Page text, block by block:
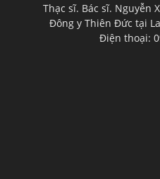
Thạc sĩ. Bác sĩ. Nguyễn
Đông y Thiên Đức tại
Điện thoại: